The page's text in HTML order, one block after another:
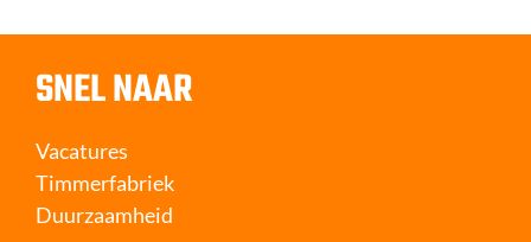
SNEL NAAR
Vacatures
Timmerfabriek
Duurzaamheid